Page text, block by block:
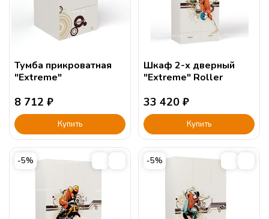
Тумба прикроватная
"Extreme"
8 712 ₽
Купить
Шкаф 2-х дверный
"Extreme" Roller
33 420 ₽
Купить
-5% -5%